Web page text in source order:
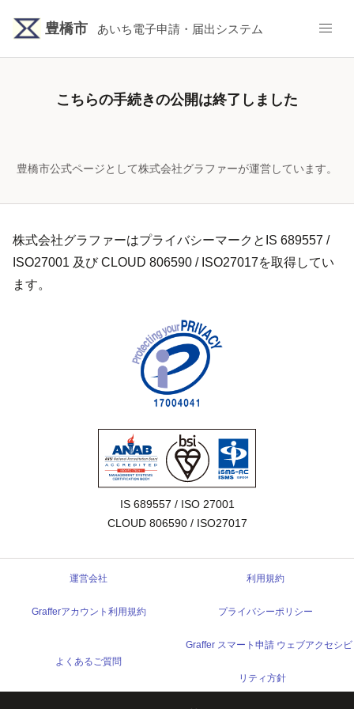
豊橋市 あいち電子申請・届出システム
こちらの手続きの公開は終了しました
豊橋市公式ページとして株式会社グラファーが運営しています。
株式会社グラファーはプライバシーマークとIS 689557 /
ISO27001 及び CLOUD 806590 / ISO27017を取得してい
ます。
IS 689557 / ISO 27001
CLOUD 806590 / ISO27017
運営会社 利用規約
Grafferアカウント利用規約 プライバシーポリシー
よくあるご質問
Graffer スマート申請 ウェブアクセシビ
リティ方針